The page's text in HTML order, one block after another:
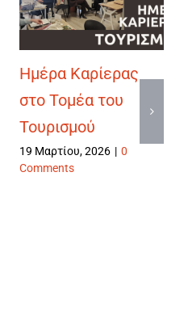
Ημέρα Καρίερας
στο Τομέα του
Τουρισμού
19 Μαρτίου, 2026 | 0
Comments